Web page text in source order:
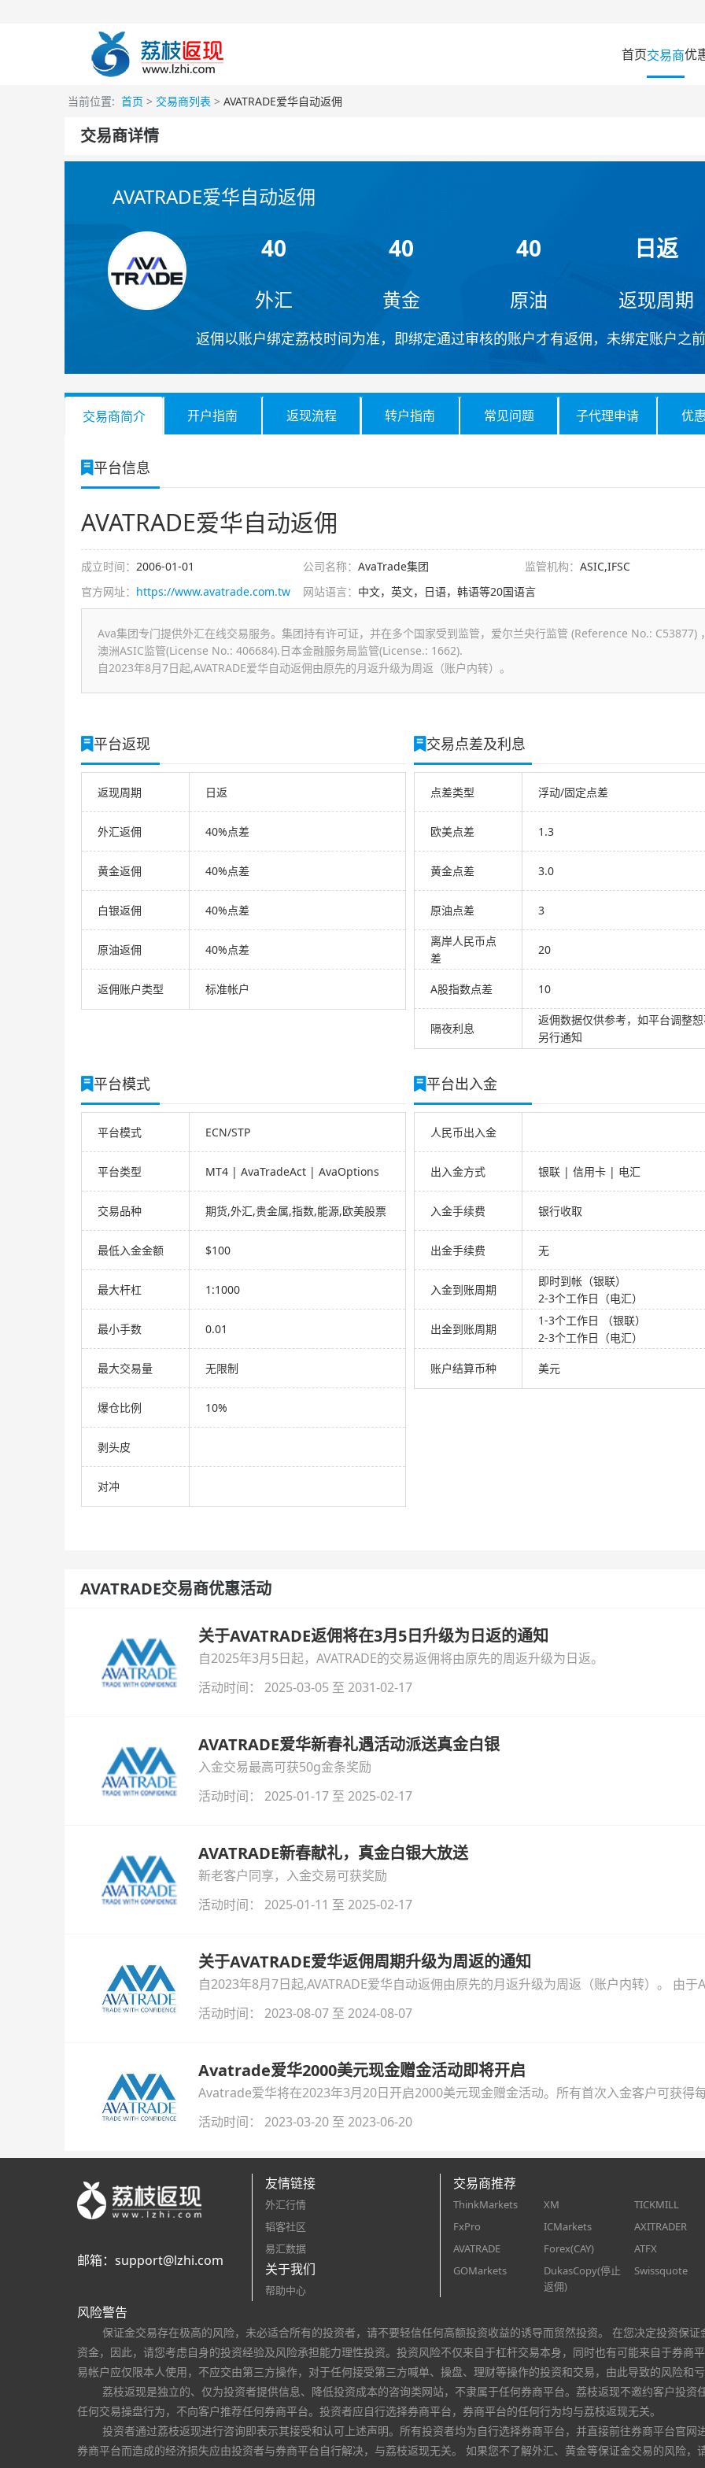
首页交易商优
当前位置: 首页 > 交易商列表 > AVATRADE爱华自动返佣
交易商详情
AVATRADE爱华自动返佣
40
外汇
40
黄金
40
原油
日返
返现周期
返佣以账户绑定荔枝时间为准，即绑定通过审核的账户才有返佣，未绑定账户之
交易商简介 开户指南 返现流程 转户指南 常见问题 子代理申请 优
平台信息
AVATRADE爱华自动返佣
成立时间： 2006-01-01 公司名称： AvaTrade集团 监管机构： ASIC,IFSC
官方网址： https://www.avatrade.com.tw 网站语言： 中文，英文，日语，韩语等20国语言
Ava集团专门提供外汇在线交易服务。集团持有许可证，并在多个国家受到监管，爱尔兰央行监管 (Reference No.: C53877)
澳洲ASIC监管(License No.: 406684).日本金融服务局监管(License.: 1662).
自2023年8月7日起,AVATRADE爱华自动返佣由原先的月返升级为周返（账户内转）。
平台返现
返现周期 日返
外汇返佣 40%点差
黄金返佣 40%点差
白银返佣 40%点差
原油返佣 40%点差
返佣账户类型 标准帐户
交易点差及利息
点差类型 浮动/固定点差
欧美点差 1.3
黄金点差 3.0
原油点差 3
离岸人民币点
差
20
A股指数点差 10
隔夜利息
返佣数据仅供参考，如平台调整
另行通知
平台模式
平台模式 ECN/STP
平台类型 MT4 | AvaTradeAct | AvaOptions
交易品种 期货,外汇,贵金属,指数,能源,欧美股票
最低入金金额 $100
最大杆杠 1:1000
最小手数 0.01
最大交易量 无限制
爆仓比例 10%
剥头皮
对冲
平台出入金
人民币出入金
出入金方式 银联 | 信用卡 | 电汇
入金手续费 银行收取
出金手续费 无
入金到账周期
即时到帐（银联）
2-3个工作日（电汇）
出金到账周期
1-3个工作日 （银联）
2-3个工作日（电汇）
账户结算币种 美元
AVATRADE交易商优惠活动
关于AVATRADE返佣将在3月5日升级为日返的通知
自2025年3月5日起，AVATRADE的交易返佣将由原先的周返升级为日返。
活动时间： 2025-03-05 至 2031-02-17
AVATRADE爱华新春礼遇活动派送真金白银
入金交易最高可获50g金条奖励
活动时间： 2025-01-17 至 2025-02-17
AVATRADE新春献礼，真金白银大放送
新老客户同享，入金交易可获奖励
活动时间： 2025-01-11 至 2025-02-17
关于AVATRADE爱华返佣周期升级为周返的通知
自2023年8月7日起,AVATRADE爱华自动返佣由原先的月返升级为周返（账户内转）。 由于
统限制，每月的第一周及最后一周的返佣将被安排至月中12-15日支付至交易账户。其余时
下一周的周四前内返交易账户中（通常在周三前就会执行）。升级后的返佣周期可以简单
活动时间： 2023-08-07 至 2024-08-07
Avatrade爱华2000美元现金赠金活动即将开启
Avatrade爱华将在2023年3月20日开启2000美元现金赠金活动。所有首次入金客户可获得
奖励，奖励上限2000美元。所获赠金即可用于交易也可直接提现。
活动时间： 2023-03-20 至 2023-06-20
邮箱： support@lzhi.com
友情链接
外汇行情
韬客社区
易汇数据
关于我们
帮助中心
交易商推荐
ThinkMarkets XM
TICKMILL
FxPro
ICMarkets
AXITRADER
AVATRADE
Forex(CAY)
ATFX
GOMarkets
DukasCopy(停止
返佣)
Swissquote
风险警告
保证金交易存在极高的风险，未必适合所有的投资者，请不要轻信任何高额投资收益的诱导而贸然投资。 在您决定投资保
资金，因此，请您考虑自身的投资经验及风险承担能力理性投资。投资风险不仅来自于杠杆交易本身，同时也有可能来自于券商
易帐户应仅限本人使用，不应交由第三方操作，对于任何接受第三方喊单、操盘、理财等操作的投资和交易，由此导致的风险和
荔枝返现是独立的、仅为投资者提供信息、降低投资成本的咨询类网站，不隶属于任何券商平台。荔枝返现不邀约客户投
任何交易操盘行为，不向客户推荐任何券商平台。投资者应自行选择券商平台，券商平台的任何行为均与荔枝返现无关。
投资者通过荔枝返现进行咨询即表示其接受和认可上述声明。所有投资者均为自行选择券商平台，并直接前往券商平台官
券商平台而造成的经济损失应由投资者与券商平台自行解决，与荔枝返现无关。 如果您不了解外汇、黄金等保证金交易的风险，